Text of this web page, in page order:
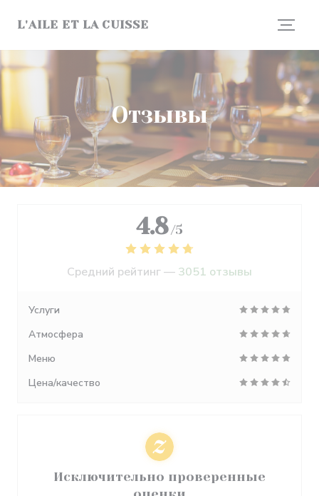
L'AILE ET LA CUISSE
Отзывы
4.8 /5
Средний рейтинг — 3051 отзывы
Услуги
Атмосфера
Меню
Цена/качество
Исключительно проверенные